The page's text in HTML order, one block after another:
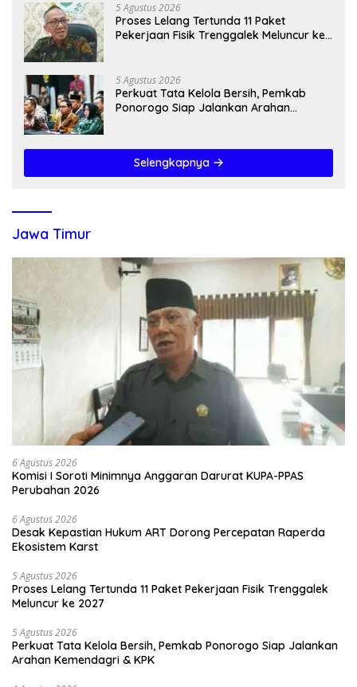
5 Agustus 2026
Proses Lelang Tertunda 11 Paket
Pekerjaan Fisik Trenggalek Meluncur ke
5 Agustus 2026
Perkuat Tata Kelola Bersih, Pemkab
Ponorogo Siap Jalankan Arahan
Selengkapnya
Jawa Timur
6 Agustus 2026
Komisi I Soroti Minimnya Anggaran Darurat KUPA-PPAS
Perubahan 2026
6 Agustus 2026
Desak Kepastian Hukum ART Dorong Percepatan Raperda
Ekosistem Karst
5 Agustus 2026
Proses Lelang Tertunda 11 Paket Pekerjaan Fisik Trenggalek
Meluncur ke 2027
5 Agustus 2026
Perkuat Tata Kelola Bersih, Pemkab Ponorogo Siap Jalankan
Arahan Kemendagri & KPK